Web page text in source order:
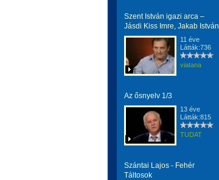
Szent István igazi arca –
Jásdi Kiss Imre, Jakab István
11 éve
Látták:736
viatana
Az ősnyelv 1/3
13 éve
Látták:815
TUDAT
Szántai Lajos - Fehér
Táltosok